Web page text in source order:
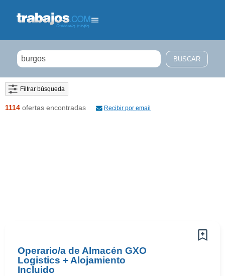
Filtrar búsqueda
1114 ofertas encontradas Recibir por email
Operario/a de Almacén GXO
Logistics + Alojamiento
Incluido